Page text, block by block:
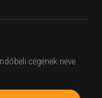
cégének neve